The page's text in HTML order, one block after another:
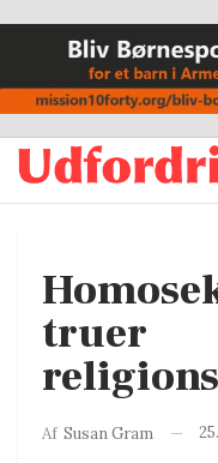
truer
Af Susan Gram